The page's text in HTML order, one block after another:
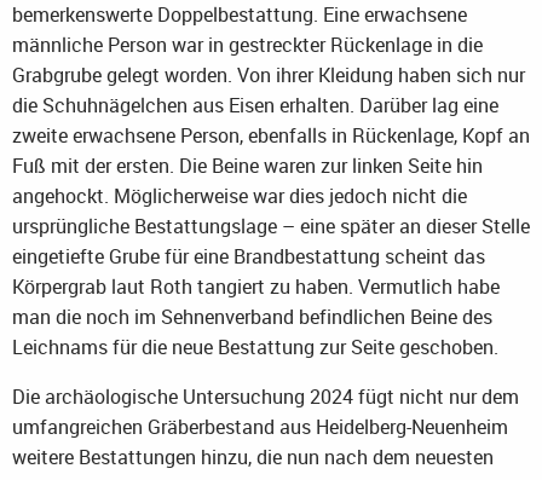
bemerkenswerte Doppelbestattung. Eine erwachsene
männliche Person war in gestreckter Rückenlage in die
Grabgrube gelegt worden. Von ihrer Kleidung haben sich nur
die Schuhnägelchen aus Eisen erhalten. Darüber lag eine
zweite erwachsene Person, ebenfalls in Rückenlage, Kopf an
Fuß mit der ersten. Die Beine waren zur linken Seite hin
angehockt. Möglicherweise war dies jedoch nicht die
ursprüngliche Bestattungslage – eine später an dieser Stelle
eingetiefte Grube für eine Brandbestattung scheint das
Körpergrab laut Roth tangiert zu haben. Vermutlich habe
man die noch im Sehnenverband befindlichen Beine des
Leichnams für die neue Bestattung zur Seite geschoben.
Die archäologische Untersuchung 2024 fügt nicht nur dem
umfangreichen Gräberbestand aus Heidelberg-Neuenheim
weitere Bestattungen hinzu, die nun nach dem neuesten